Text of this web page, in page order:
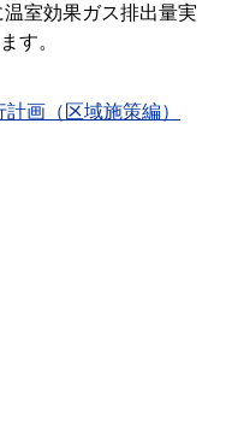
室効果ガス排出量実
す。
画（区域施策編）